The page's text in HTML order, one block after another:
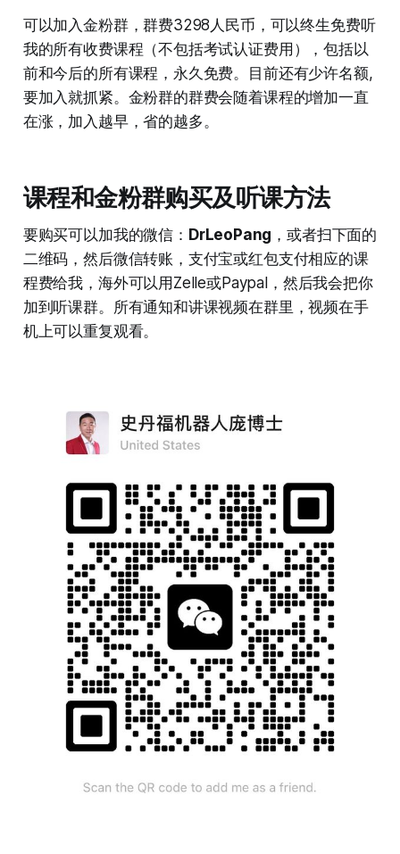
可以加入金粉群，群费3298人民币，可以终生免费听
我的所有收费课程（不包括考试认证费用），包括以
前和今后的所有课程，永久免费。目前还有少许名额,
要加入就抓紧。金粉群的群费会随着课程的增加一直
在涨，加入越早，省的越多。
课程和金粉群购买及听课方法
要购买可以加我的微信： DrLeoPang ，或者扫下面的
二维码，然后微信转账，支付宝或红包支付相应的课
程费给我，海外可以用Zelle或Paypal，然后我会把你
加到听课群。所有通知和讲课视频在群里，视频在手
机上可以重复观看。